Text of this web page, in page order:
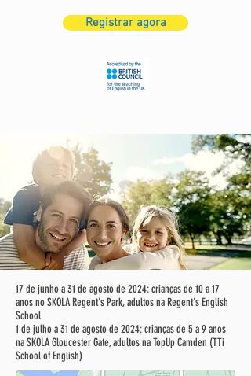
Registrar agora
17 de junho a 31 de agosto de 2024: crianças de 10 a 17
anos no SKOLA Regent's Park, adultos na Regent's English
School
1 de julho a 31 de agosto de 2024: crianças de 5 a 9 anos
na SKOLA Gloucester Gate, adultos na TopUp Camden (TTi
School of English)